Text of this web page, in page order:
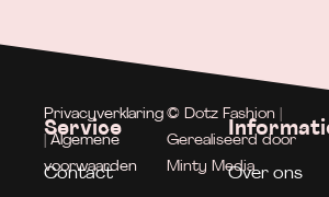
Service
Contact
Over ons
Privacyverklaring
| Algemene
voorwaarden
© Dotz Fashion |
Gerealiseerd door
Minty Media